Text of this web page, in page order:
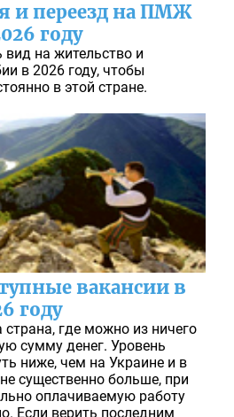
и переезд на ПМЖ
году
на жительство и
в 2026 году, чтобы
в этой стране.
вакансии в
году
страна, где можно из ничего
сумму денег. Уровень
ниже, чем на Украине и в
существенно больше, при
оплачиваемую работу
Если верить последним